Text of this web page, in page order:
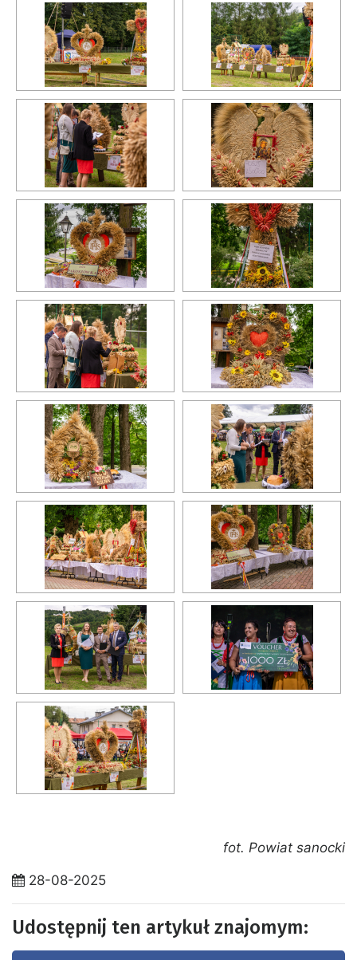
fot. Powiat sanocki
28-08-2025
Udostępnij ten artykuł znajomym: